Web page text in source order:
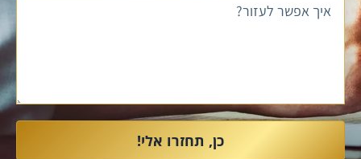
איך אפשר לעזור?
כן, תחזרו אלי!